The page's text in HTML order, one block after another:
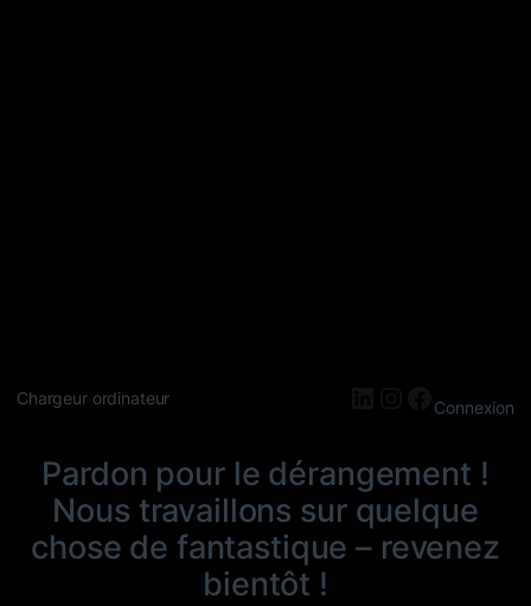
Chargeur ordinateur LinkedIn
Instagram
Connexion
Pardon pour le dérangement !
Nous travaillons sur quelque
chose de fantastique – revenez
bientôt !